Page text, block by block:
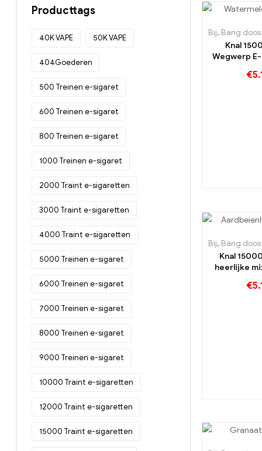
Bij, Bang doos
Knal
Wegwerp
€
Bij, Bang doos
Knal
heerlijke
€
Producttags
40K VAPE 50K VAPE
404Goederen
500 Treinen e-sigaret
600 Treinen e-sigaret
800 Treinen e-sigaret
1000 Treinen e-sigaret
2000 Traint e-sigaretten
3000 Traint e-sigaretten
4000 Traint e-sigaretten
5000 Treinen e-sigaret
6000 Treinen e-sigaret
7000 Treinen e-sigaret
8000 Treinen e-sigaret
9000 Treinen e-sigaret
10000 Traint e-sigaretten
12000 Traint e-sigaretten
15000 Traint e-sigaretten